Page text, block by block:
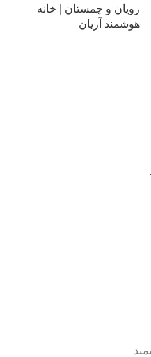
رویان و چمستان | خانه
هوشمند آریان